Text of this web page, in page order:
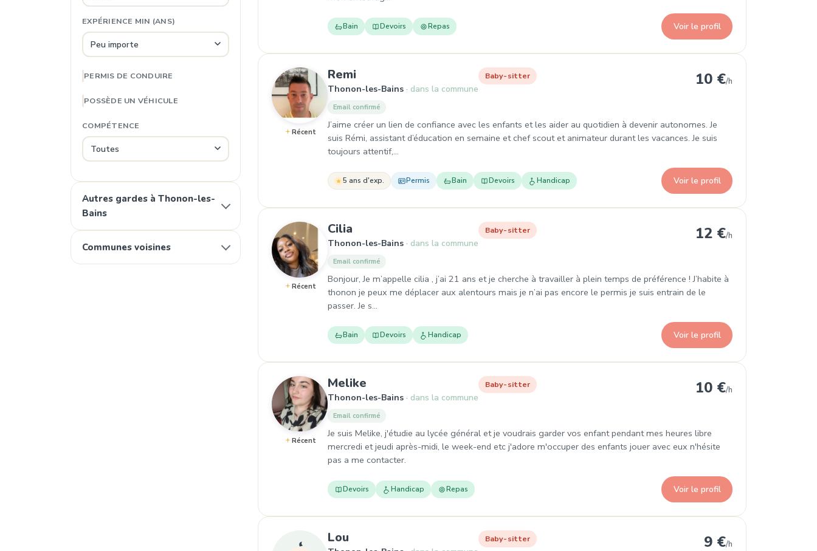
EXPÉRIENCE MIN (ANS)
PERMIS DE CONDUIRE
POSSÈDE UN VÉHICULE
COMPÉTENCE
Autres gardes à Thonon-les-
Bains
Communes voisines
Bain Devoirs Repas Voir le profil
Récent
Remi , Baby-sitter à Thonon-les-Bains
Thonon-les-Bains dans la commune
Baby-sitter 10 €/h
Email confirmé
J’aime créer un lien de confiance avec les enfants et les aider au quotidien à devenir autonomes. Je
suis Rémi, assistant d’éducation en semaine et chef scout et animateur durant les vacances. Je suis
toujours attentif,…
5 ans d'exp. Permis Bain Devoirs Handicap Voir le profil
Récent
Cilia , Baby-sitter à Thonon-les-Bains
Thonon-les-Bains dans la commune
Baby-sitter 12 €/h
Email confirmé
Bonjour, Je m’appelle cilia , j’ai 21 ans et je cherche à travailler à plein temps de préférence ! J’habite à
thonon je peux me déplacer aux alentours mais je n’ai pas encore le permis je suis entrain de le
passer. Je s…
Bain Devoirs Handicap Voir le profil
Récent
Melike , Baby-sitter à Thonon-les-Bains
Thonon-les-Bains dans la commune
Baby-sitter 10 €/h
Email confirmé
Je suis Melike, j'étudie au lycée général et je voudrais garder vos enfant pendant mes heures libre
mercredi et jeudi après-midi, le week-end etc j'adore m'occuper des enfants jouer avec eux n'hésite
pas a me contacter.
Devoirs Handicap Repas Voir le profil
Lou , Baby-sitter à Thonon-les-Bains
Baby-sitter 9 €/h